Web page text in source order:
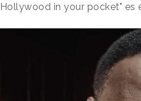
in your pocket" es